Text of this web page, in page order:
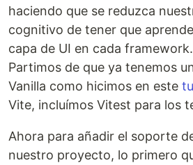
haciendo que se reduzca
cognitivo de tener que
capa de UI en cada framework.
Partimos de que ya tenemos
Vanilla como hicimos en este
Vite, incluímos Vitest para los
Ahora para añadir el soporte
nuestro proyecto, lo primero